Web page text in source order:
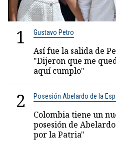
1 Gustavo Petro
Así fue la salida de
"Dijeron que me
aquí cumplo"
2 Posesión Abelardo de la
Colombia tiene un
posesión de
por la Patria"